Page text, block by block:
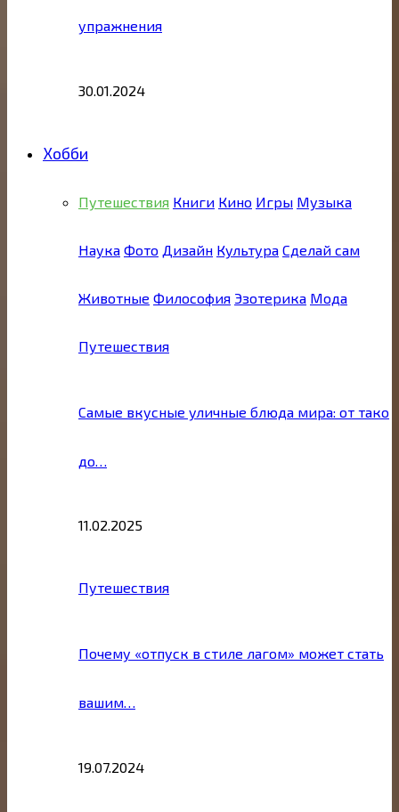
упражнения
30.01.2024
Хобби
Путешествия Книги Кино Игры Музыка
Наука Фото Дизайн Культура Сделай сам
Животные Философия Эзотерика Мода
Путешествия
Самые вкусные уличные блюда мира: от тако
до…
11.02.2025
Путешествия
Почему «отпуск в стиле лагом» может стать
вашим…
19.07.2024